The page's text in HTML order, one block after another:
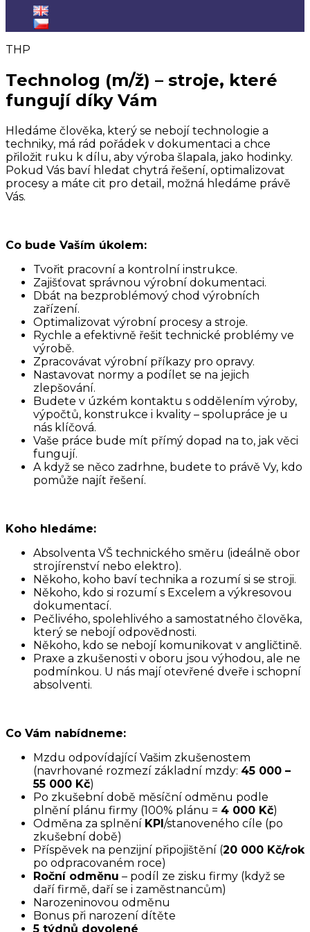
THP
Technolog (m/ž) – stroje, které
fungují díky Vám
Hledáme člověka, který se nebojí technologie a
techniky, má rád pořádek v dokumentaci a chce
přiložit ruku k dílu, aby výroba šlapala, jako hodinky.
Pokud Vás baví hledat chytrá řešení, optimalizovat
procesy a máte cit pro detail, možná hledáme právě
Vás.
Co bude Vaším úkolem:
Tvořit pracovní a kontrolní instrukce.
Zajišťovat správnou výrobní dokumentaci.
Dbát na bezproblémový chod výrobních
zařízení.
Optimalizovat výrobní procesy a stroje.
Rychle a efektivně řešit technické problémy ve
výrobě.
Zpracovávat výrobní příkazy pro opravy.
Nastavovat normy a podílet se na jejich
zlepšování.
Budete v úzkém kontaktu s oddělením výroby,
výpočtů, konstrukce i kvality – spolupráce je u
nás klíčová.
Vaše práce bude mít přímý dopad na to, jak věci
fungují.
A když se něco zadrhne, budete to právě Vy, kdo
pomůže najít řešení.
Koho hledáme:
Absolventa VŠ technického směru (ideálně obor
strojírenství nebo elektro).
Někoho, koho baví technika a rozumí si se stroji.
Někoho, kdo si rozumí s Excelem a výkresovou
dokumentací.
Pečlivého, spolehlivého a samostatného člověka,
který se nebojí odpovědnosti.
Někoho, kdo se nebojí komunikovat v angličtině.
Praxe a zkušenosti v oboru jsou výhodou, ale ne
podmínkou. U nás mají otevřené dveře i schopní
absolventi.
Co Vám nabídneme:
Mzdu odpovídající Vašim zkušenostem
(navrhované rozmezí základní mzdy: 45 000 –
55 000 Kč)
Po zkušební době měsíční odměnu podle
plnění plánu firmy (100% plánu = 4 000 Kč)
Odměna za splnění KPI/stanoveného cíle (po
zkušební době)
Příspěvek na penzijní připojištění (20 000 Kč/rok
po odpracovaném roce)
Roční odměnu – podíl ze zisku firmy (když se
daří firmě, daří se i zaměstnancům)
Narozeninovou odměnu
Bonus při narození dítěte
5 týdnů dovolené